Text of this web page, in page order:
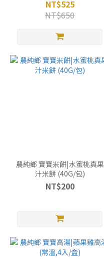
NT$525
NT$650
農純鄉 寶寶米餅|水蜜桃真果
汁米餅 (40G/包)
NT$200